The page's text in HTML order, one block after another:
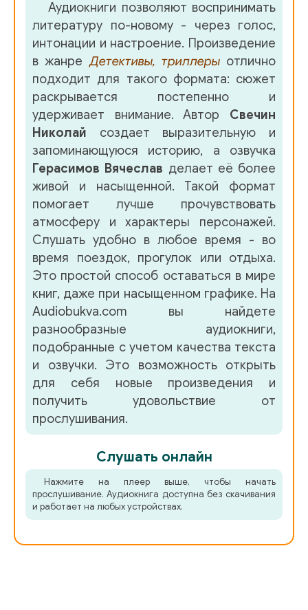
Аудиокниги позволяют воспринимать
литературу по-новому - через голос,
интонации и настроение. Произведение
в жанреДетективы, триллерыотлично
подходит для такого формата: сюжет
раскрывается постепенно и
удерживает внимание. Автор Свечин
Николай создает выразительную и
запоминающуюся историю, а озвучка
Герасимов Вячеслав делает её более
живой и насыщенной. Такой формат
помогает лучше прочувствовать
атмосферу и характеры персонажей.
Слушать удобно в любое время - во
время поездок, прогулок или отдыха.
Это простой способ оставаться в мире
книг, даже при насыщенном графике. На
Audiobukva.com вы найдете
разнообразные аудиокниги,
подобранные с учетом качества текста
и озвучки. Это возможность открыть
для себя новые произведения и
получить удовольствие от
прослушивания.
Слушать онлайн
Нажмите на плеер выше, чтобы начать
прослушивание. Аудиокнига доступна без скачивания
и работает на любых устройствах.